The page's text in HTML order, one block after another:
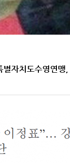
자치도수영연맹